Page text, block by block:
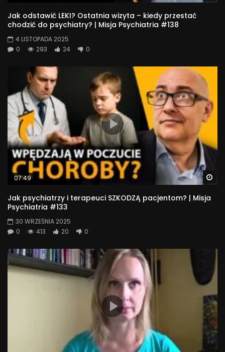
Jak odstawić LEKI? Ostatnia wizyta – kiedy przestać
chodzić do psychiatry? | Misja Psychiatria #138
4 LISTOPADA 2025
0
293 24 0
07:49
Jak psychiatrzy i terapeuci SZKODZĄ pacjentom? | Misja
Psychiatria #133
30 WRZEŚNIA 2025
0
413 20 0